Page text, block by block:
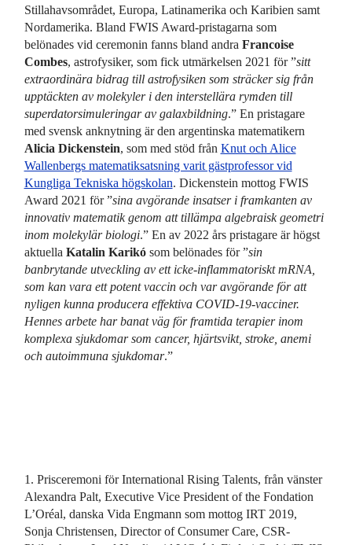
Stillahavsområdet, Europa, Latinamerika och Karibien samt
Nordamerika. Bland FWIS Award-pristagarna som
belönades vid ceremonin fanns bland andra Francoise
Combes, astrofysiker, som fick utmärkelsen 2021 för ”sitt
extraordinära bidrag till astrofysiken som sträcker sig från
upptäckten av molekyler i den interstellära rymden till
superdatorsimuleringar av galaxbildning.” En pristagare
med svensk anknytning är den argentinska matematikern
Alicia Dickenstein, som med stöd från Knut och Alice
Wallenbergs matematiksatsning varit gästprofessor vid
Kungliga Tekniska högskolan. Dickenstein mottog FWIS
Award 2021 för ”sina avgörande insatser i framkanten av
innovativ matematik genom att tillämpa algebraisk geometri
inom molekylär biologi.” En av 2022 års pristagare är högst
aktuella Katalin Karikósom belönades för ”sin
banbrytande utveckling av ett icke-inflammatoriskt mRNA,
som kan vara ett potent vaccin och var avgörande för att
nyligen kunna producera effektiva COVID-19-vacciner.
Hennes arbete har banat väg för framtida terapier inom
komplexa sjukdomar som cancer, hjärtsvikt, stroke, anemi
och autoimmuna sjukdomar.”
1. Prisceremoni för International Rising Talents, från vänster
Alexandra Palt, Executive Vice President of the Fondation
L’Oréal, danska Vida Engmann som mottog IRT 2019,
Sonja Christensen, Director of Consumer Care, CSR-